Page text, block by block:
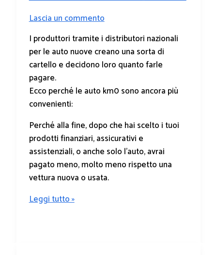
Lascia un commento
I produttori tramite i distributori nazionali
per le auto nuove creano una sorta di
cartello e decidono loro quanto farle
pagare.
Ecco perché le auto km0 sono ancora più
convenienti:
Perché alla fine, dopo che hai scelto i tuoi
prodotti finanziari, assicurativi e
assistenziali, o anche solo l’auto, avrai
pagato meno, molto meno rispetto una
vettura nuova o usata.
Leggi tutto »